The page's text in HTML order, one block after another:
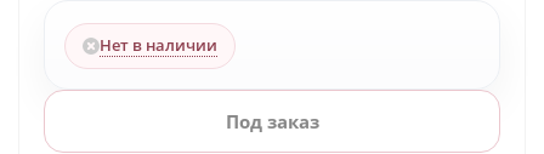
Нет в наличии
Под заказ